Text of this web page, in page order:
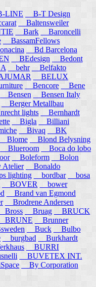
LINE
B-T Design
Baltensweiler
Bark
Baroncelli
BassamFellows
Bd Barcelona
BEdesign
Bedont
behr
Belfakto
BELUX
Bencore
Bene
Bensen
Bensen Italy
Berger Metallbau
lights
Bernhardt
Bigla
Billiani
Bivaq
BK
Blome Blond Belysning
Blueroom
Boca do lobo
Boleform
Bolon
Bonaldo
lighting bordbar
bosa
BOVER
bower
Brand van Egmond
Brodrene Andersen
Bross Bruag
BRUCK
BRUNE
Brunner
Buck
Bulbo
burgbad
Burkhardt
BURRI
BUVETEX INT.
By Corporation